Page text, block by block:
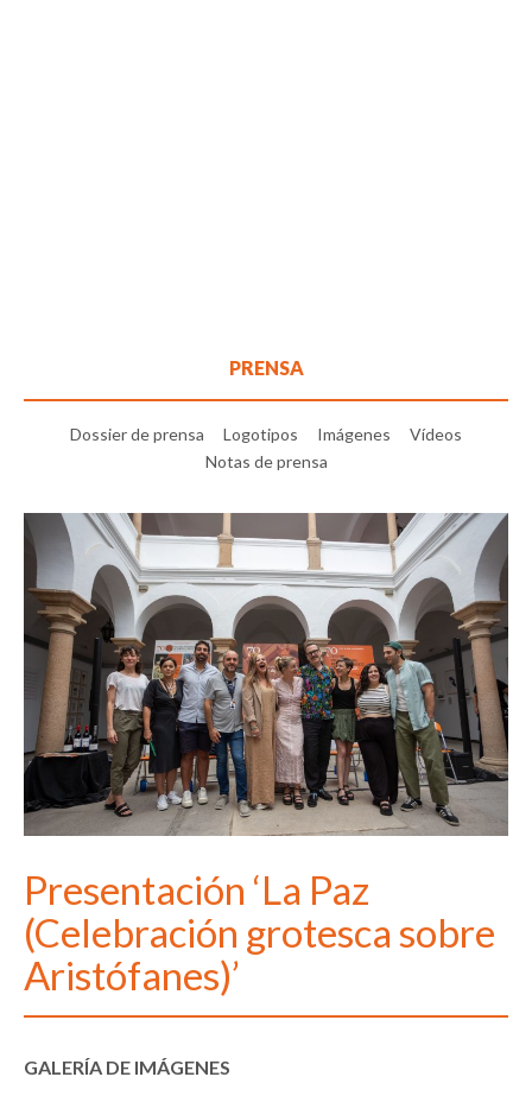
PRENSA
Dossier de prensa Logotipos Imágenes
Vídeos
Notas de prensa
Presentación ‘La Paz
(Celebración grotesca sobre
Aristófanes)’
GALERÍA DE IMÁGENES